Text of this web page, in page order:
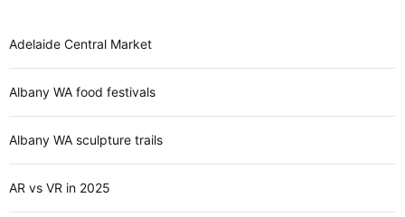
Adelaide Central Market
Albany WA food festivals
Albany WA sculpture trails
AR vs VR in 2025